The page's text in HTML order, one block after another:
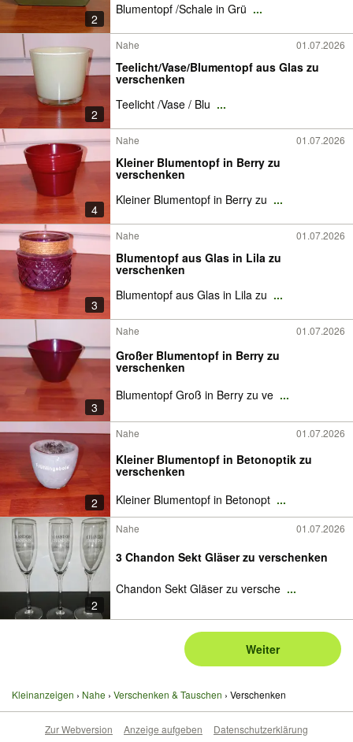
2
Blumentopf /Schale in Grü ...
2
Nahe 01.07.2026
Teelicht/Vase/Blumentopf aus Glas zu
verschenken
Teelicht /Vase / Blu ...
4
Nahe 01.07.2026
Kleiner Blumentopf in Berry zu
verschenken
Kleiner Blumentopf in Berry zu ...
3
Nahe 01.07.2026
Blumentopf aus Glas in Lila zu
verschenken
Blumentopf aus Glas in Lila zu ...
3
Nahe 01.07.2026
Großer Blumentopf in Berry zu
verschenken
Blumentopf Groß in Berry zu ve ...
2
Nahe 01.07.2026
Kleiner Blumentopf in Betonoptik zu
verschenken
Kleiner Blumentopf in Betonopt ...
2
Nahe 01.07.2026
3 Chandon Sekt Gläser zu verschenken
Chandon Sekt Gläser zu versche ...
Weiter
Kleinanzeigen Nahe Verschenken & Tauschen Verschenken
Zur Webversion Anzeige aufgeben
Datenschutzerklärung